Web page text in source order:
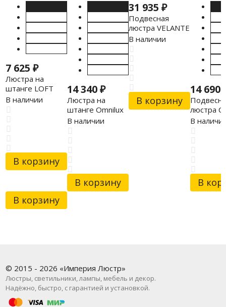
7 625 ₽
Люстра на
штанге LOFT
LSP-8796
В наличии
В корзину
14 340₽
Люстра на
штанге Omnilux
OML-67807-08
В наличии
В корзину
31 935 ₽
Подвесная
люстра VELANTE
859-806-02
В наличии
В корзину
14 690
люстра
CL102054
В
В
В корзину
© 2015 - 2026 «Империя Люстр»
Люстры, светильники, лампы, мебель и декор.
Надёжно, быстро, с гарантией и установкой.